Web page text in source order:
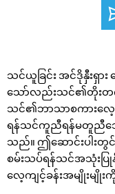
သင်ယူခြင်း အင်ဒိုနှီးရှား
သော်လည်းသင်၏တိုးတ
သင်၏ဘာသာစကားလ
ရန်သင်ကူညီရန်မတူညီသော
သည်။ ဤဆောင်းပါးတွ
စမ်းသပ်ရန်သင်အသုံးပြု
လေ့ကျင့်ခန်းအမျိုးမျို